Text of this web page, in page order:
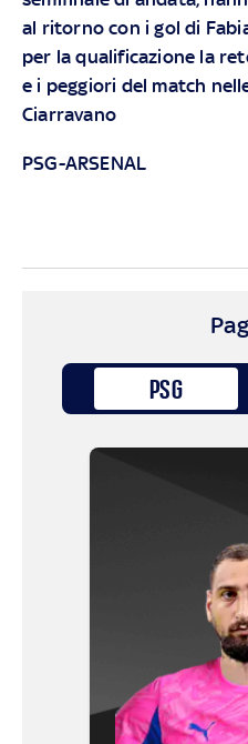
al ritorno con i gol di
per la qualificazione la
e i peggiori del match
Ciarravano
PSG-ARSENAL
PSG